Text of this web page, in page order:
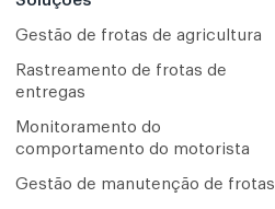
Gestão de frotas de agricultura
Rastreamento de frotas de
entregas
Monitoramento do
comportamento do motorista
Gestão de manutenção de frotas